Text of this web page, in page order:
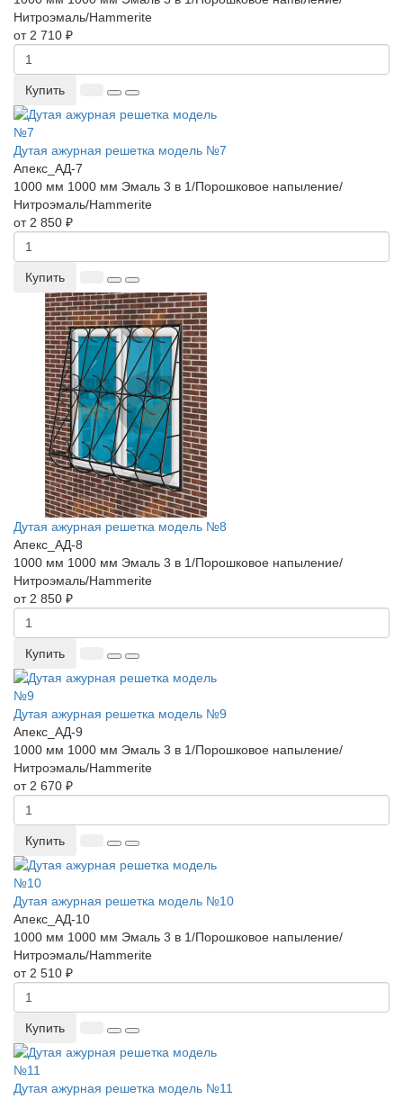
Нитроэмаль/Hammerite
от 2 710 ₽
Купить
Дутая ажурная решетка модель №7
Апекс_АД-7
1000 мм 1000 мм Эмаль 3 в 1/Порошковое напыление/
Нитроэмаль/Hammerite
от 2 850 ₽
Купить
Дутая ажурная решетка модель №8
Апекс_АД-8
1000 мм 1000 мм Эмаль 3 в 1/Порошковое напыление/
Нитроэмаль/Hammerite
от 2 850 ₽
Купить
Дутая ажурная решетка модель №9
Апекс_АД-9
1000 мм 1000 мм Эмаль 3 в 1/Порошковое напыление/
Нитроэмаль/Hammerite
от 2 670 ₽
Купить
Дутая ажурная решетка модель №10
Апекс_АД-10
1000 мм 1000 мм Эмаль 3 в 1/Порошковое напыление/
Нитроэмаль/Hammerite
от 2 510 ₽
Купить
Дутая ажурная решетка модель №11